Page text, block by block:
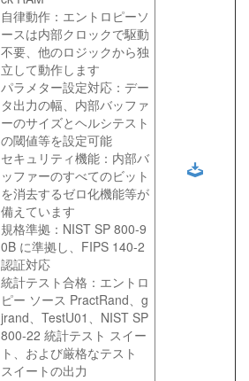
自律動作：エントロピーソ
ースは内部クロックで駆動
不要、他のロジックから独
立して動作します
パラメター設定対応：デー
タ出力の幅、内部バッファ
ーのサイズとヘルシテスト
の閾値等を設定可能
セキュリティ機能：内部バ
ッファーのすべてのビット
を消去するゼロ化機能等が
備えています
規格準拠：NIST SP 800-9
0B に準拠し、FIPS 140-2
認証対応
統計テスト合格：エントロ
ピー ソース PractRand、g
jrand、TestU01、NIST SP
800-22 統計テスト スイー
ト、および厳格なテスト
スイートの出力